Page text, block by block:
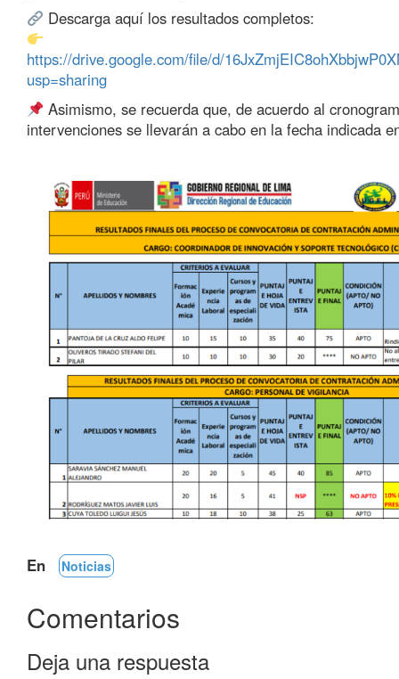
Descarga aquí los resultados completos:
https://drive.google.com/file/d/
usp=sharing
Asimismo, se recuerda que, de acuerdo al
intervenciones se llevarán a cabo en la fecha indicada
En Noticias
Comentarios
Deja una respuesta